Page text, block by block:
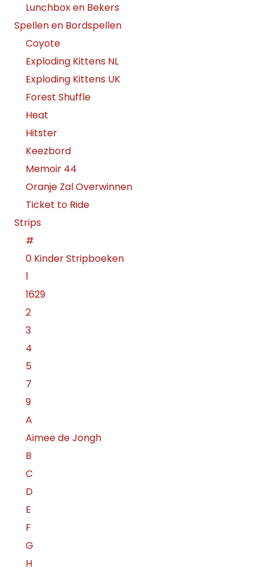
Lunchbox en Bekers
Spellen en Bordspellen
Coyote
Exploding Kittens NL
Exploding Kittens UK
Forest Shuffle
Heat
Hitster
Keezbord
Memoir 44
Oranje Zal Overwinnen
Ticket to Ride
Strips
#
0 Kinder Stripboeken
1
1629
2
3
4
5
7
9
A
Aimee de Jongh
B
C
D
E
F
G
H